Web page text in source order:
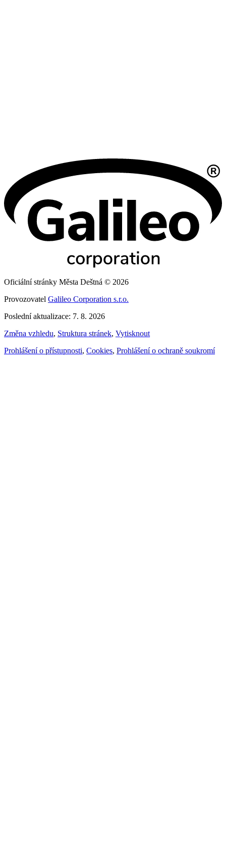
Oficiální stránky Města Deštná © 2026
Provozovatel Galileo Corporation s.r.o.
Poslední aktualizace: 7. 8. 2026
Změna vzhledu, Struktura stránek, Vytisknout
Prohlášení o přístupnosti, Cookies, Prohlášení o ochraně soukromí